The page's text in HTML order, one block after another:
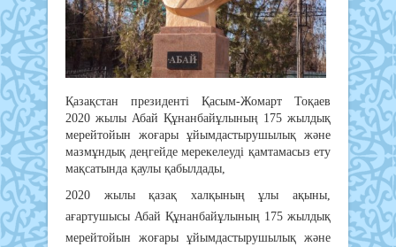
Қазақстан президенті Қасым-Жомарт Тоқаев
2020 жылы Абай Құнанбайұлының 175 жылдық
мерейтойын жоғары ұйымдастырушылық және
мазмұндық деңгейде мерекелеуді қамтамасыз ету
мақсатында қаулы қабылдады,
2020 жылы қазақ халқының ұлы ақыны,
ағартушысы Абай Құнанбайұлының 175 жылдық
мерейтойын жоғары ұйымдастырушылық және